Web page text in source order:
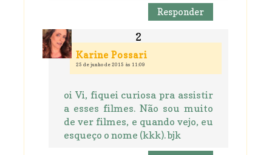
Responder
Karine Possari
25 de junho de 2015 às 11:09
oi Vi, fiquei curiosa pra assistir
a esses filmes. Não sou muito
de ver filmes, e quando vejo, eu
esqueço o nome (kkk). bjk